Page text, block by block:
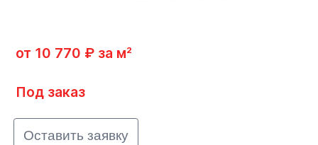
от 10 770 ₽ за м²
Под заказ
Оставить заявку